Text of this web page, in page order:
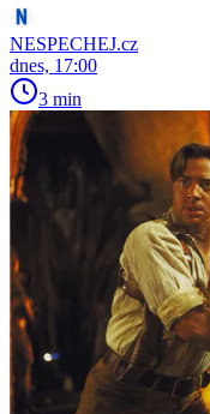
NESPECHEJ.cz
dnes, 17:00
3 min